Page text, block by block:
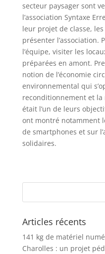
secteur paysager sont
l’association Syntaxe
leur projet de classe,
présenter l’association.
l’équipe, visiter les
préparées en amont.
notion de l’économie
environnemental qui
reconditionnement et la
était l’un de leurs
ont montré notamment
de smartphones et sur
solidaires.
Articles récents
141 kg de matériel
Charolles : un projet